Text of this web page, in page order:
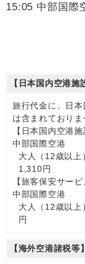
15:05 中部国際
【日本国内空港施
旅行代金に、日
は含まれておりま
【日本国内空港施
中部国際空港
大人（12歳以上
1,310円
【旅客保安サービ
中部国際空港
大人（12歳以
円
【海外空港諸税等】